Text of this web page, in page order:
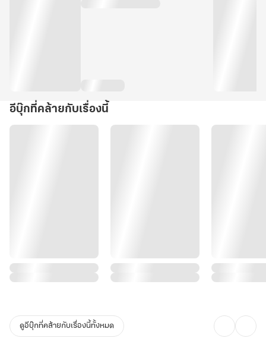
อีบุ๊กที่คล้ายกับเรื่องนี้
ดูอีบุ๊กที่คล้ายกับเรื่องนี้ทั้งหมด